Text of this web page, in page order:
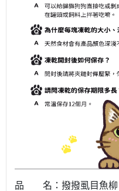
品 名：撥撥虱目魚柳